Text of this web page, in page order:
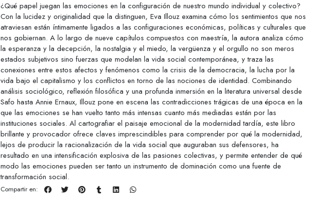
¿Qué papel juegan las emociones en la configuración de nuestro mundo individual y colectivo?
Con la lucidez y originalidad que la distinguen, Eva Illouz examina cómo los sentimientos que nos
atraviesan están íntimamente ligados a las configuraciones económicas, políticas y culturales que
nos gobiernan. A lo largo de nueve capítulos compuestos con maestría, la autora analiza cómo
la esperanza y la decepción, la nostalgia y el miedo, la vergüenza y el orgullo no son meros
estados subjetivos sino fuerzas que modelan la vida social contemporánea, y traza las
conexiones entre estos afectos y fenómenos como la crisis de la democracia, la lucha por la
vida bajo el capitalismo y los conflictos en torno de las nociones de identidad. Combinando
análisis sociológico, reflexión filosófica y una profunda inmersión en la literatura universal desde
Safo hasta Annie Ernaux, Illouz pone en escena las contradicciones trágicas de una época en la
que las emociones se han vuelto tanto más intensas cuanto más mediadas están por las
instituciones sociales. Al cartografiar el paisaje emocional de la modernidad tardía, este libro
brillante y provocador ofrece claves imprescindibles para comprender por qué la modernidad,
lejos de producir la racionalización de la vida social que auguraban sus defensores, ha
resultado en una intensificación explosiva de las pasiones colectivas, y permite entender de qué
modo las emociones pueden ser tanto un instrumento de dominación como una fuente de
transformación social.
Compartir en: